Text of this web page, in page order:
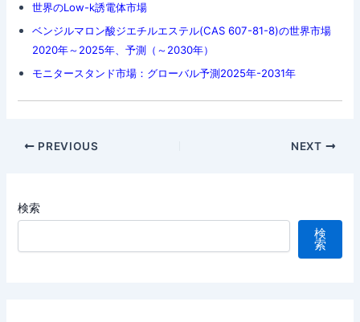
世界のLow-k誘電体市場
ベンジルマロン酸ジエチルエステル(CAS 607-81-8)の世界市場
2020年～2025年、予測（～2030年）
モニタースタンド市場：グローバル予測2025年-2031年
Post
PREVIOUS NEXT
検索
検
索